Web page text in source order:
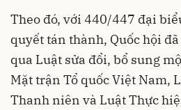
Theo đó, với 440/447 đại
quyết tán thành, Quốc hội
qua Luật sửa đổi, bổ sung
Mặt trận Tổ quốc Việt Nam,
Thanh niên và Luật Thực